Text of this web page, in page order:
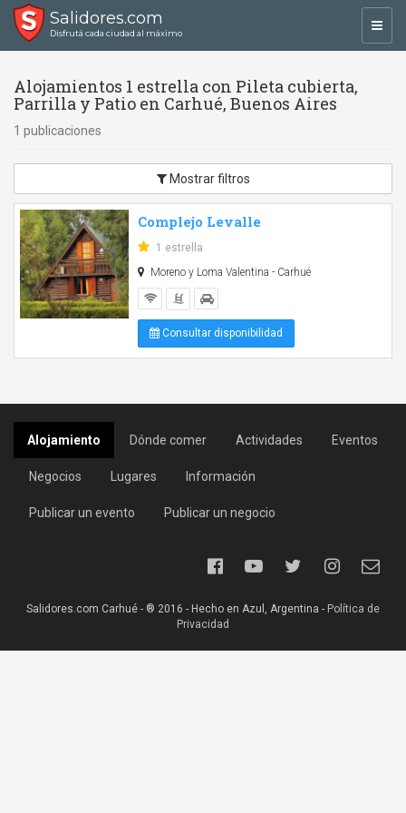
Salidores.com
Disfrutá cada ciudad al máximo
Alojamientos 1 estrella con Pileta cubierta,
Parrilla y Patio en Carhué, Buenos Aires
1 publicaciones
Mostrar filtros
Complejo Levalle
1 estrella
Moreno y Loma Valentina - Carhué
Consultar disponibilidad
Alojamiento Dónde comer Actividades Eventos
Negocios Lugares Información
Publicar un evento Publicar un negocio
Salidores.com Carhué - ® 2016 - Hecho en Azul, Argentina - Política de
Privacidad